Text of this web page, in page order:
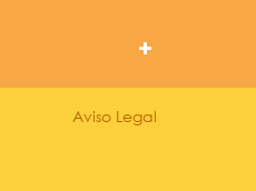
Aviso Legal